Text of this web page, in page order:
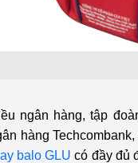
ngân hàng, tập
hàng
balo GLU có đầy đủ